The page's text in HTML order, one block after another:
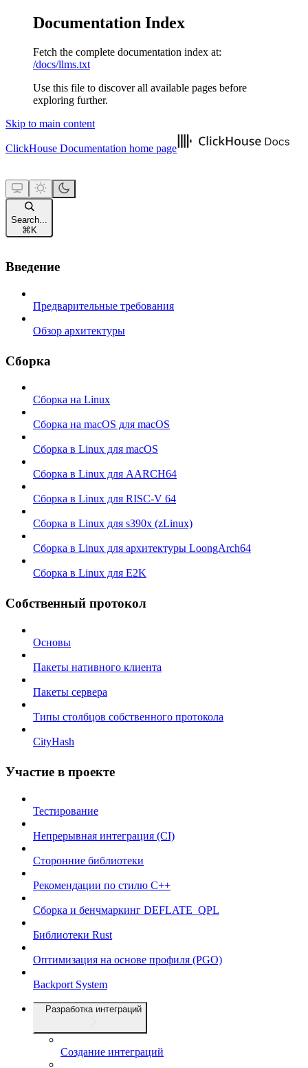
Documentation Index
Fetch the complete documentation index at:
/docs/llms.txt
Use this file to discover all available pages before
exploring further.
Skip to main content
ClickHouse Documentation home page
Search...
⌘ K
Введение
Предварительные требования
Обзор архитектуры
Сборка
Сборка на Linux
Сборка на macOS для macOS
Сборка в Linux для macOS
Сборка в Linux для AARCH64
Сборка в Linux для RISC-V 64
Сборка в Linux для s390x (zLinux)
Сборка в Linux для архитектуры LoongArch64
Сборка в Linux для E2K
Собственный протокол
Основы
Пакеты нативного клиента
Пакеты сервера
Типы столбцов собственного протокола
CityHash
Участие в проекте
Тестирование
Непрерывная интеграция (CI)
Сторонние библиотеки
Рекомендации по стилю C++
Сборка и бенчмаркинг DEFLATE_QPL
Библиотеки Rust
Оптимизация на основе профиля (PGO)
Backport System
Разработка интеграций
Создание интеграций